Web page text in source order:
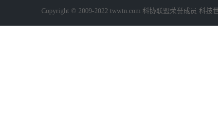
Copyright © 2009-2022 twwtn.com 科协联盟荣誉成员 科